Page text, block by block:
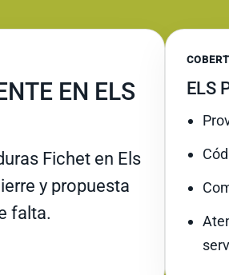
EN ELS
Fichet en Els
y propuesta
falta.
ELS